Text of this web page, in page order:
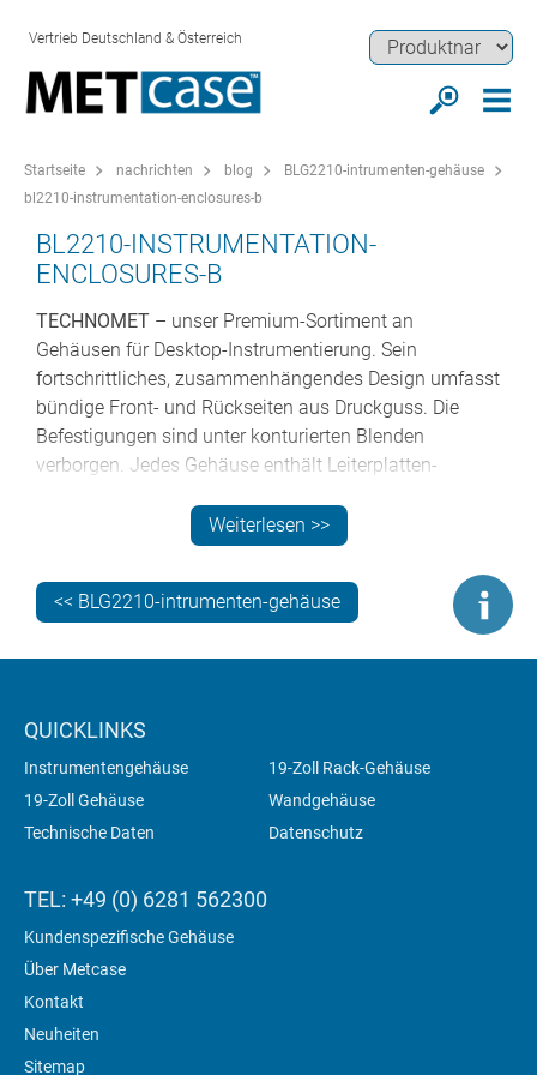
Vertrieb Deutschland & Österreich
Startseite nachrichten blog
BLG2210-intrumenten-gehäuse
bl2210-instrumentation-enclosures-b
BL2210-INSTRUMENTATION-
ENCLOSURES-B
TECHNOMET – unser Premium-Sortiment an
Gehäusen für Desktop-Instrumentierung. Sein
fortschrittliches, zusammenhängendes Design umfasst
bündige Front- und Rückseiten aus Druckguss. Die
Befestigungen sind unter konturierten Blenden
verborgen. Jedes Gehäuse enthält Leiterplatten-
Führungsschienen (Zubehör). ABS-Seitengriffe oder ein
Bügelarm ermöglichen eine einfache Tragbarkeit.
TECHNOMET >>
Weiterlesen >>
<< BLG2210-intrumenten-gehäuse
QUICKLINKS
Instrumentengehäuse
19-Zoll Rack-Gehäuse
19-Zoll Gehäuse
Wandgehäuse
Technische Daten
Datenschutz
TEL: +49 (0) 6281 562300
Kundenspezifische Gehäuse
Über Metcase
Kontakt
Neuheiten
Sitemap